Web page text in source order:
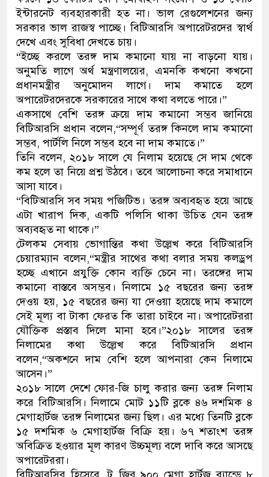
থানা পুলিশ
যেকোনো সময় বেনজীরের প্রত্যাবর্তন
ইন্টারনেট ব্যবহারকারী হত না। ভাল রেগুলেশনের জন্য
সরকার ভাল রাজস্ব পাচ্ছে। বিটিআরসি অপারেটরদের স্বার্থ
দেখে এবং সুবিধা দেখতে চায়।
“ইচ্ছে করলে তরঙ্গ দাম কমানো যায় না বাড়নো যায়।
অনুমতি লাগে অর্থ মন্ত্রণালয়ের, এমনকি কখনো কখনো
প্রধানমন্ত্রীর অনুমোদন লাগে। দাম কমাতে হলে
অপারেটরদেরকে সরকারের সাথে কথা বলতে পারে।”
একসাথে বেশি তরঙ্গ ক্রয়ে দাম কমানো সম্ভব জানিয়ে
বিটিআরসি প্রধান বলেন,“সম্পূর্ণ তরঙ্গ কিনলে দাম কমানো
সম্ভব, পার্টলি নিলে সম্ভব হবে না দাম কমাতে।”
তিনি বলেন, ২০১৮ সালে যে নিলাম হয়েছে সে দাম থেকে
কম হলে তা নিয়ে প্রশ্ন উঠবে। তবে আলোচনা করে সমাধানে
আসা যাবে।
“বিটিআরসি সব সময় পজিটিভ। তরঙ্গ অব্যবহৃত হয়ে আছে
এটা খারাপ দিক, একটি পলিসি থাকা উচিত যেন তরঙ্গ
অব্যবহৃত না থাকে।”
টেলকম সেবায় ভোগান্তির কথা উল্লেখ করে বিটিআরসি
চেয়ারম্যান বলেন,“মন্ত্রীর সাথের কথা বলার সময় কলড্রপ
হচ্ছে এখানে প্রযুক্তি কোন ব্যক্তি চেনে না। তরঙ্গের দাম
কমানো বাস্তবে অসম্ভব। নিলামে ১৫ বছরের জন্য তরঙ্গ
দেওয় হয়, ১৫ বছরের জন্য যা দেওয়া হয়েছে দাম কমালে
সেই মূল্য বা টাকা ফেরত কি তারা চাইবে না। অপারেটররা
যৌক্তিক প্রস্তাব দিলে মানা হবে।”২০১৮ সালের তরঙ্গ
নিলামের কথা উল্লেখ করে বিটিআরসি প্রধান
বলেন,“অকশনে দাম বেশি হলে আপনারা কেন নিলামে
আসেন।”
২০১৮ সালে দেশে ফোর-জি চালু করার জন্য তরঙ্গ নিলাম
করে বিটিআরসি। নিলামে মোট ১১টি ব্লকে ৪৬ দশমিক ৪
মেগাহার্টজ তরঙ্গ নিলামের জন্য ছিল। এর মধ্যে তিনটি ব্লকে
১৫ দশমিক ৬ মেগাহার্টজ বিক্রি হয়। ৬৭ শতাংশ তরঙ্গ
অবিক্রিত হওয়ার মূল কারণ উচ্চমূল্য বলে দাবি করে আসছে
অপারেটররা।